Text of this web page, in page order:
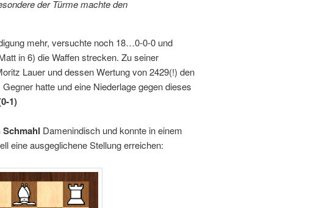
der Türme machte den
mehr, versuchte noch 18…0-0-0 und
in 6) die Waffen strecken. Zu seiner
Lauer und dessen Wertung von 2429(!) den
hatte und eine Niederlage gegen dieses
1)
Damenindisch und konnte in einem
eine ausgeglichene Stellung erreichen: